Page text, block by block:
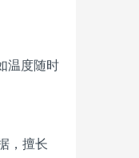
温度随时
，擅长